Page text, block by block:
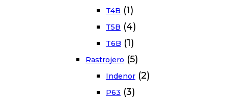
T4B (1)
T5B (4)
T6B (1)
Rastrojero (5)
Indenor (2)
P63 (3)